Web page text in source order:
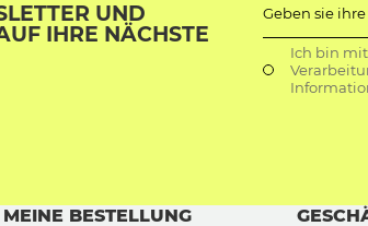
UND
IHRE NÄCHSTE
Geben sie
Ich bin
MEINE BESTELLUNG